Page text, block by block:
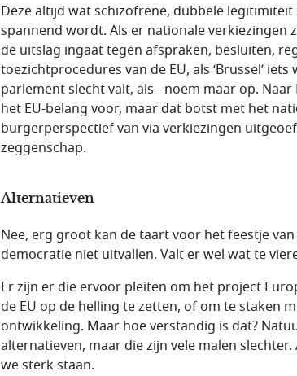
Deze altijd wat schizofrene, dubbele
spannend wordt. Als er nationale verkiezingen
de uitslag ingaat tegen afspraken, besluiten,
toezichtprocedures van de EU, als ‘Brussel’
parlement slecht valt, als - noem maar op.
het EU-belang voor, maar dat botst met het
burgerperspectief van via verkiezingen
zeggenschap.
Alternatieven
Nee, erg groot kan de taart voor het feestje
democratie niet uitvallen. Valt er wel wat te
Er zijn er die ervoor pleiten om het project
de EU op de helling te zetten, of om te staken
ontwikkeling. Maar hoe verstandig is dat?
alternatieven, maar die zijn vele malen
we sterk staan.